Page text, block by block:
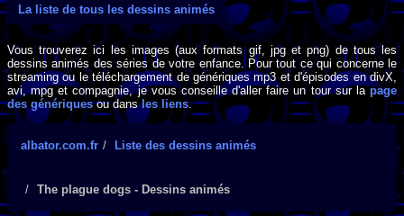
La liste de tous les dessins animés
Vous trouverez ici les images (aux formats gif, jpg et png) de tous les
dessins animés des séries de votre enfance. Pour tout ce qui concerne le
streaming ou le téléchargement de génériques mp3 et d'épisodes en divX,
avi, mpg et compagnie, je vous conseille d'aller faire un tour sur lapage
des génériquesou dansles liens.
albator.com.fr Liste des dessins animés
The plague dogs - Dessins animés